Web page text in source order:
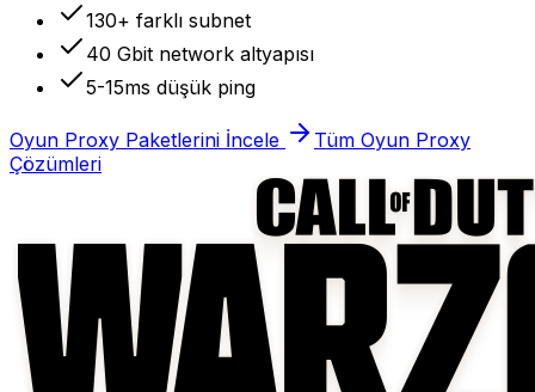
130+ farklı subnet
40 Gbit network altyapısı
5-15ms düşük ping
Oyun Proxy Paketlerini İncele
Tüm Oyun Proxy
Çözümleri